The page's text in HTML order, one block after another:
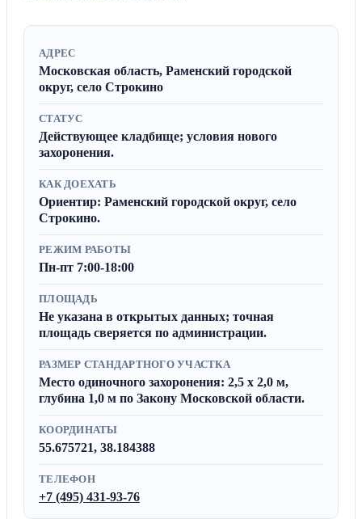
АДРЕС
Московская область, Раменский городской
округ, село Строкино
СТАТУС
Действующее кладбище; условия нового
захоронения.
КАК ДОЕХАТЬ
Ориентир: Раменский городской округ, село
Строкино.
РЕЖИМ РАБОТЫ
Пн-пт 7:00-18:00
ПЛОЩАДЬ
Не указана в открытых данных; точная
площадь сверяется по администрации.
РАЗМЕР СТАНДАРТНОГО УЧАСТКА
Место одиночного захоронения: 2,5 x 2,0 м,
глубина 1,0 м по Закону Московской области.
КООРДИНАТЫ
55.675721, 38.184388
ТЕЛЕФОН
+7 (495) 431-93-76